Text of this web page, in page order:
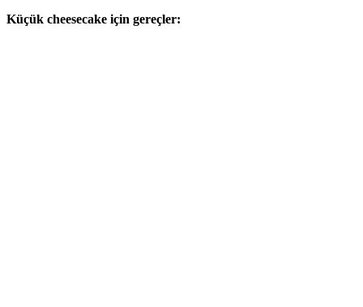
Küçük cheesecake için gereçler: